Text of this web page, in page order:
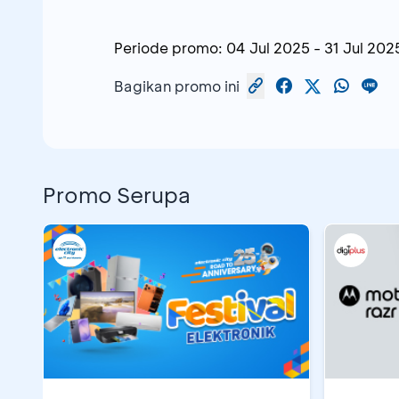
Periode promo: 04 Jul 2025 - 31 Jul
Bagikan promo ini
Promo Serupa